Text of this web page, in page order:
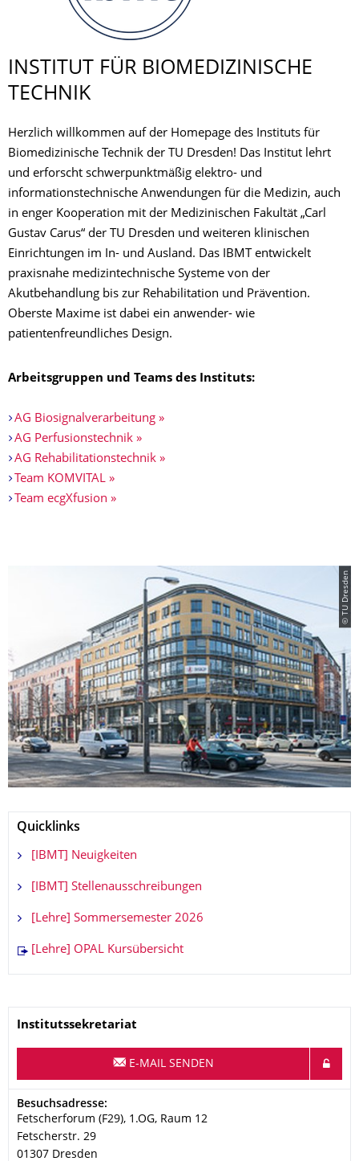
INSTITUT FÜR BIOMEDIZINISCHE
TECHNIK
Herzlich willkommen auf der Homepage des Instituts für
Biomedizinische Technik der TU Dresden! Das Institut lehrt
und erforscht schwerpunktmäßig elektro- und
informationstechnische Anwendungen für die Medizin, auch
in enger Kooperation mit der Medizinischen Fakultät „Carl
Gustav Carus“ der TU Dresden und weiteren klinischen
Einrichtungen im In- und Ausland. Das IBMT entwickelt
praxisnahe medizintechnische Systeme von der
Akutbehandlung bis zur Rehabilitation und Prävention.
Oberste Maxime ist dabei ein anwender- wie
patientenfreundliches Design.
Arbeitsgruppen und Teams des Instituts:
AG Biosignalverarbeitung »
AG Perfusionstechnik »
AG Rehabilitationstechnik »
Team KOMVITAL »
Team ecgXfusion »
© TU Dresden
Quicklinks
[IBMT] Neuigkeiten
[IBMT] Stellenausschreibungen
[Lehre] Sommersemester 2026
[Lehre] OPAL Kursübersicht
Name
Institutssekretariat
E-MAIL SENDEN
Adresse
Besuchsadresse:
Fetscherforum (F29), 1.OG, Raum 12
Fetscherstr. 29
01307 Dresden